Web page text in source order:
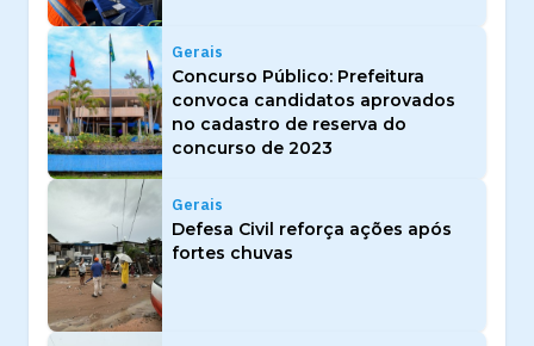
Gerais
Concurso Público: Prefeitura
convoca candidatos aprovados
no cadastro de reserva do
concurso de 2023
Gerais
Defesa Civil reforça ações após
fortes chuvas